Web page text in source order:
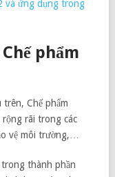
và ứng dụng trong
phẩm
Chế phẩm
rộng rãi trong các
vệ môi trường,…
trong thành phần